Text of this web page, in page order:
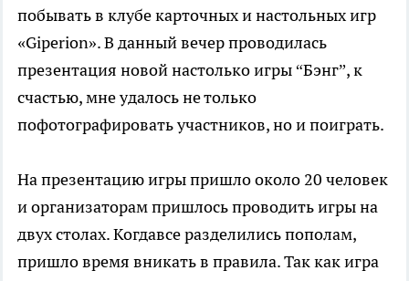
побывать в клубе карточных и настольных игр
«Giperion». В данный вечер проводилась
презентация новой настолько игры “Бэнг”, к
счастью, мне удалось не только
пофотографировать участников, но и поиграть.
На презентацию игры пришло около 20 человек
и организаторам пришлось проводить игры на
двух столах. Когдавсе разделились пополам,
пришло время вникать в правила. Так как игра